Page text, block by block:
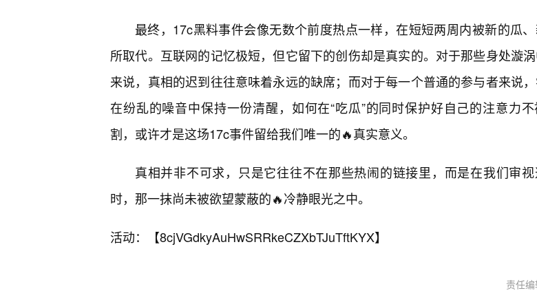
最终，17c黑料事件会像无数个前度热点一样，在短短两周内被新的瓜
所取代。互联网的记忆极短，但它留下的创伤却是真实的。对于那些身处漩
来说，真相的迟到往往意味着永远的缺席；而对于每一个普通的参与者来说
在纷乱的噪音中保持一份清醒，如何在“吃瓜”的同时保护好自己的注意力
割，或许才是这场17c事件留给我们唯一的🔥真实意义。
真相并非不可求，只是它往往不在那些热闹的链接里，而是在我们审
时，那一抹尚未被欲望蒙蔽的🔥冷静眼光之中。
活动：【8cjVGdkyAuHwSRRkeCZXbTJuTftKYX】
责任